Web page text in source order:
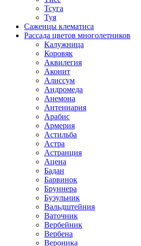
Тсуга
Туя
Саженцы клематиса
Рассада цветов многолетников
Калужница
Коровяк
Аквилегия
Аконит
Алиссум
Андромеда
Анемона
Антеннария
Арабис
Армерия
Астильба
Астра
Астранция
Ацена
Бадан
Барвинок
Бруннера
Бузульник
Вальдштейния
Ваточник
Вербейник
Вербена
Вероника